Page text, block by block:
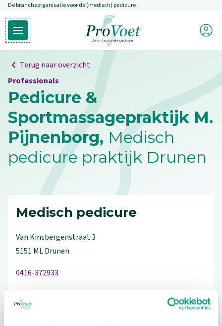
Overslaan en naar de inhoud gaan
De brancheorganisatie voor de (medisch) pedicure
Open hoofdmenu
Ga naar de homepagina
Mijn
Terug naar overzicht
Professionals
Pedicure &
Sportmassagepraktijk M.
Pijnenborg, Medisch
pedicure praktijk Drunen
Medisch pedicure
Van Kinsbergenstraat3
5151 MLDrunen
0416-372933